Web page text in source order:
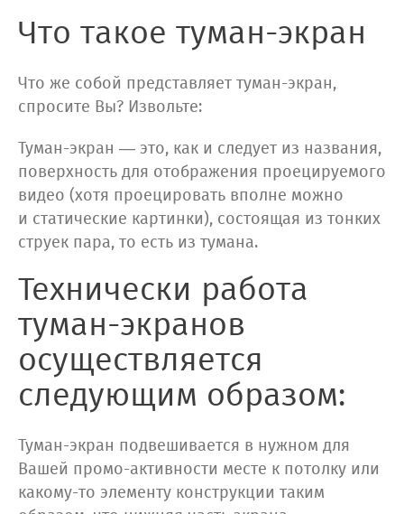
Что такое туман-экран
Что же собой представляет туман-экран,
спросите Вы? Извольте:
Туман-экран — это, как и следует из названия,
поверхность для отображения проецируемого
видео (хотя проецировать вполне можно
и статические картинки), состоящая из тонких
струек пара, то есть из тумана.
Технически работа
туман-экранов
осуществляется
следующим образом:
Туман-экран подвешивается в нужном для
Вашей промо-активности месте к потолку или
какому-то элементу конструкции таким